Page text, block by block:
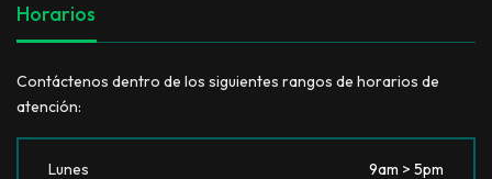
Horarios
Contáctenos dentro de los siguientes rangos de horarios de
atención:
Lunes
9am > 5pm